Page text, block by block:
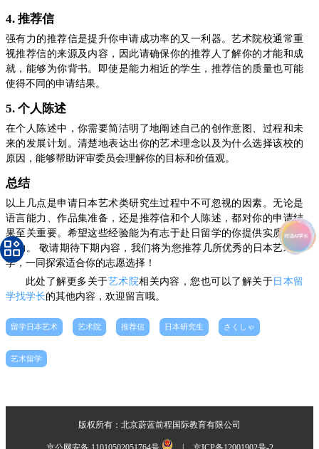
4. 推荐信
强有力的推荐信是提升你申请成功率的又一利器。艺术院校通常重
视推荐信的来源及内容，因此请确保你的推荐人了解你的才能和成
就，能够为你背书。即使是能力相近的学生，推荐信的质量也可能
使得不同的申请结果。
5. 个人陈述
在个人陈述中，你需要简洁明了地阐述自己的创作意图、过程和未
来的发展计划。清楚地表达出你的艺术理念以及为什么选择该校的
原因，能够帮助评审委员会理解你的目标和价值观。
总结
以上几点是申请日本艺术类研究生过程中不可忽视的因素。无论是
语言能力、作品集准备，还是推荐信和个人陈述，都对你的申请结
果至关重要。希望这些经验能为有志于赴日留学的你提供实质性的
帮助。 敬请期待下期内容，我们将为您推荐几所优秀的日本艺术大
学，一同探索适合你的志愿选择！
此处了解更多关于艺术院相关内容，您也可以了解关于 日本留
学找学长的其他内容，欢迎留言哦。
留学日本艺术 艺术院 推荐信 日本研究生 さくしゃ
艺术留学
版权所有：北京蔚蓝前程国际教育有限公司